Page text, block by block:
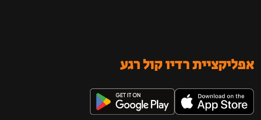
אפליקציית רדיו קול רגע